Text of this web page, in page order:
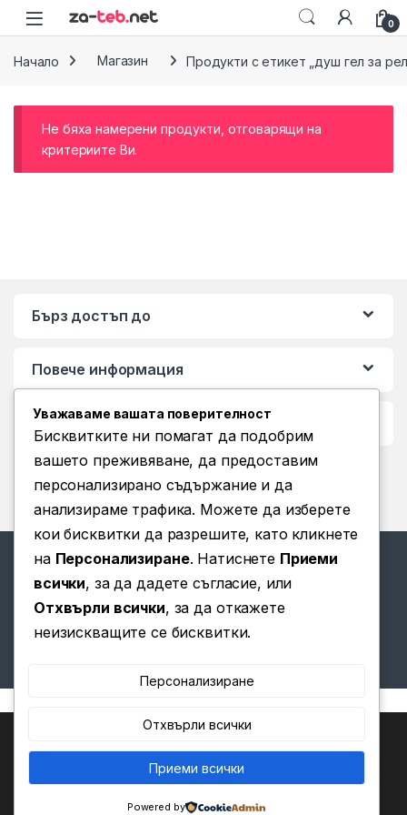
Skip to navigation
Skip to content
0
Начало Магазин Продукти с етикет „душ гел за
Не бяха намерени продукти, отговарящи на
критериите Ви.
Бърз достъп до
Повече информация
Условия за ползване
Имате въпроси? Позвънете
ни!
Уважаваме вашата поверителност
Бисквитките ни помагат да подобрим
вашето преживяване, да предоставим
персонализирано съдържание и да
анализираме трафика. Можете да изберете
кои бисквитки да разрешите, като кликнете
на Персонализиране. Натиснете Приеми
всички, за да дадете съгласие, или
Отхвърли всички, за да откажете
неизискващите се бисквитки.
Персонализиране
Отхвърли всички
Приеми всички
Powered by
Ние използваме бисквитки, за да ви предоставим най-
доброто изживяване на нашия уебсайт.
Можете да научите повече за това кои бисквитки
използваме или да ги изключите вНастройки.